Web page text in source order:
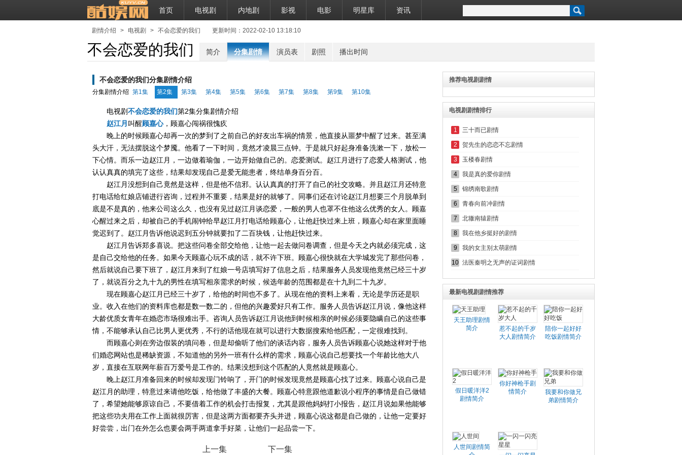
首页 电视剧 内地剧 影视 电影 明星库 资讯
剧情介绍 > 电视剧 > 不会恋爱的我们 更新时间：2022-02-10 13:18:10
不会恋爱的我们 简介 分集剧情 演员表 剧照 播出时间
不会恋爱的我们分集剧情介绍
分集剧情介绍 第1集 第2集 第3集 第4集 第5集 第6集 第7集 第8集 第9集 第10集
电视剧不会恋爱的我们第2集分集剧情介绍
赵江月 叫醒顾嘉心，顾嘉心闯祸很愧疚
晚上的时候顾嘉心却再一次的梦到了之前自己的好友出车祸的情景，他直接从噩梦中醒了过来。甚至满
头大汗，无法摆脱这个梦魇。他看了一下时间，竟然才凌晨三点钟。于是就只好起身准备洗漱一下，放松一
下心情。而乐一边赵江月，一边做着瑜伽，一边开始做自己的。恋爱测试。赵江月进行了恋爱人格测试，他
认认真真的填完了这些，结果却发现自己是爱无能患者，终结单身百分百。
赵江月没想到自己竟然是这样，但是他不信邪。认认真真的打开了自己的社交攻略。并且赵江月还特意
打电话给红娘店铺进行咨询，过程并不重要，结果是好的就够了。同事们还在讨论赵江月想要三个月脱单到
底是不是真的，他来公司这么久，也没有见过赵江月谈恋爱，一般的男人也罩不住他这么优秀的女人。顾嘉
心醒过来之后，却被自己的手机闹钟给早赵江月打电话给顾嘉心，让他赶快过来上班，顾嘉心却在家里面睡
觉迟到了。赵江月告诉他说迟到五分钟就要扣了二百块钱，让他赶快过来。
赵江月告诉郑多喜说。把这些问卷全部交给他，让他一起去做问卷调查，但是今天之内就必须完成，这
是自己交给他的任务。如果今天顾嘉心玩不成的话，就不许下班。顾嘉心很快就在大学城发完了那些问卷，
然后就说自己要下班了，赵江月来到了红娘一号店填写好了信息之后，结果服务人员发现他竟然已经三十岁
了，就说百分之九十九的男性在填写相亲需求的时候，候选年龄的范围都是在十九到二十九岁。
现在顾嘉心赵江月已经三十岁了，给他的时间也不多了。从现在他的资料上来看，无论是学历还是职
业。收入在他们的资料库也都是数一数二的，但他的兴趣爱好只有工作。服务人员告诉赵江月说，像他这样
大龄优质女青年在婚恋市场很难出手。咨询人员告诉赵江月说他到时候相亲的时候必须要隐瞒自己的这些事
情，不能够承认自己比男人更优秀，不行的话他现在就可以进行大数据搜索给他匹配，一定很难找到。
而顾嘉心则在旁边假装的填问卷，但是却偷听了他们的谈话内容，服务人员告诉顾嘉心说她这样对于他
们婚恋网站也是稀缺资源，不知道他的另外一班有什么样的需求，顾嘉心说自己想要找一个年龄比他大八
岁，直接在互联网年薪百万爱号是工作的。结果没想到这个匹配的人竟然就是顾嘉心。
晚上赵江月准备回来的时候却发现门铃响了，开门的时候发现竟然是顾嘉心找了过来。顾嘉心说自己是
赵江月的助理，特意过来请他吃饭，给他做了丰盛的大餐。顾嘉心特意跟他道歉说小程序的事情是自己做错
了，希望她能够原谅自己，不要借着工作的机会打击报复，尤其是跟他妈妈打小报告，赵江月说如果他能够
把这些功夫用在工作上面就很厉害，但是这两方面都要齐头并进，顾嘉心说这都是自己做的，让他一定要好
好尝尝，出门在外怎么也要会两手两道拿手好菜，让他们一起品尝一下。
上一集 下一集
推荐电视剧剧情
电视剧剧情排行
1 三十而已剧情
2 贺先生的恋恋不忘剧情
3 玉楼春剧情
4 我是真的爱你剧情
5 锦绣南歌剧情
6 青春向前冲剧情
7 北辙南辕剧情
8 我在他乡挺好的剧情
9 我的女主别太萌剧情
10 法医秦明之无声的证词剧情
最新电视剧剧情推荐
天王助理剧情
简介
惹不起的千岁
大人剧情简介
陪你一起好好
吃饭剧情简介
假日暖洋洋2
剧情简介
你好神枪手剧
情简介
我要和你做兄
弟剧情简介
人世间剧情简